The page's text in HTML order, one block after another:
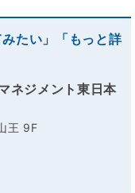
たい」「もっと詳
ネジメント東日本
王 9F